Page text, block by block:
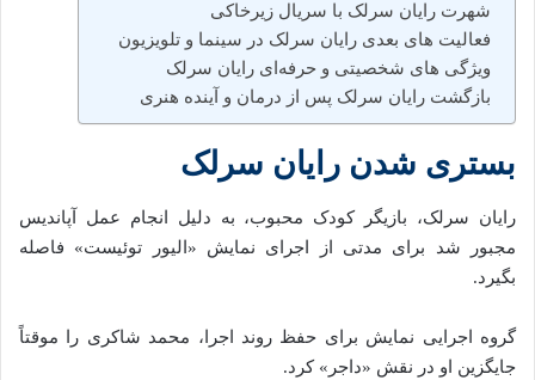
شهرت رایان سرلک با سریال زیرخاکی
فعالیت‌ های بعدی رایان سرلک در سینما و تلویزیون
ویژگی‌ های شخصیتی و حرفه‌ای رایان سرلک
بازگشت رایان سرلک پس از درمان و آینده هنری
بستری شدن رایان سرلک
رایان سرلک، بازیگر کودک محبوب، به دلیل انجام عمل آپاندیس
مجبور شد برای مدتی از اجرای نمایش «الیور توئیست» فاصله
بگیرد.
گروه اجرایی نمایش برای حفظ روند اجرا، محمد شاکری را موقتاً
جایگزین او در نقش «داجر» کرد.